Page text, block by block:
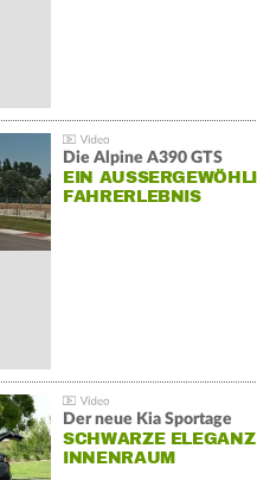
Die Alpine A390 GTS
EIN
AHRERLEBNIS
Der neue Kia Sportage
SCHWARZE
INNENRAUM